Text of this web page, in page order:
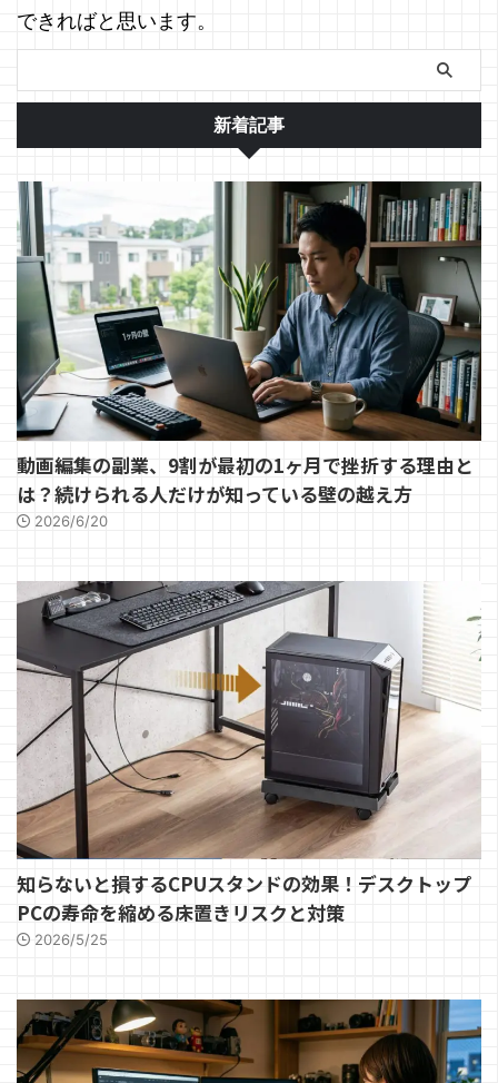
できればと思います。
新着記事
動画編集の副業、9割が最初の1ヶ月で挫折する理由と
は？続けられる人だけが知っている壁の越え方
2026/6/20
知らないと損するCPUスタンドの効果！デスクトップ
PCの寿命を縮める床置きリスクと対策
2026/5/25